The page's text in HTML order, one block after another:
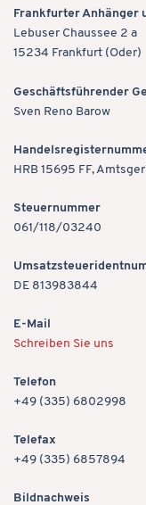
Frankfurter Anhänger
Lebuser Chaussee 2 a
15234 Frankfurt (Oder)
Geschäftsführender
Sven Reno Barow
HRB 15695 FF,
Steuer­nummer
061/118/03240
DE 813983844
E-Mail
Schreiben Sie uns
Telefon
+49 (335) 6802998
Telefax
+49 (335) 6857894
Bild­nachweis